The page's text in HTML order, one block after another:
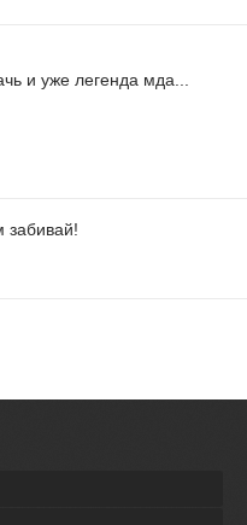
и уже легенда мда...
забивай!